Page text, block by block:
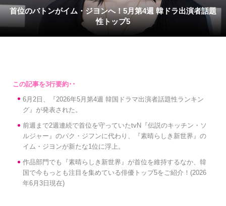
首位のバトンがイム・ジヨンへ！5月第4週 韓ドラ出演者話題
性トップ5
6月2日、『2026年5月第4週 韓国ドラマ出演者話題性ランキン
グ』が発表された。
前週まで2週連続で首位を守っていたtvN『伝説のキッチン・ソ
ルジャー』のパク・ジフンに代わり、『素晴らしき新世界』の
イム・ジヨンが新たな1位に浮上。
作品部門でも『素晴らしき新世界』が首位を維持するなか、韓
国で今もっとも注目を集めている俳優トップ5をご紹介！(2026
年6月3日現在)